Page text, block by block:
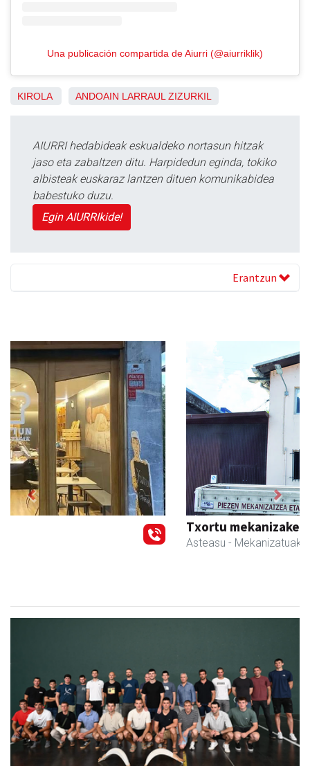
Una publicación compartida de Aiurri (@aiurriklik)
KIROLA ANDOAIN LARRAUL ZIZURKIL
AIURRI hedabideak eskualdeko nortasun hitzak
jaso eta zabaltzen ditu. Harpidedun eginda, tokiko
albisteak euskaraz lantzen dituen komunikabidea
babestuko duzu.
Egin AIURRIkide!
Erantzun
Txortu mekanizaketa eta muntaketa
Previous Next